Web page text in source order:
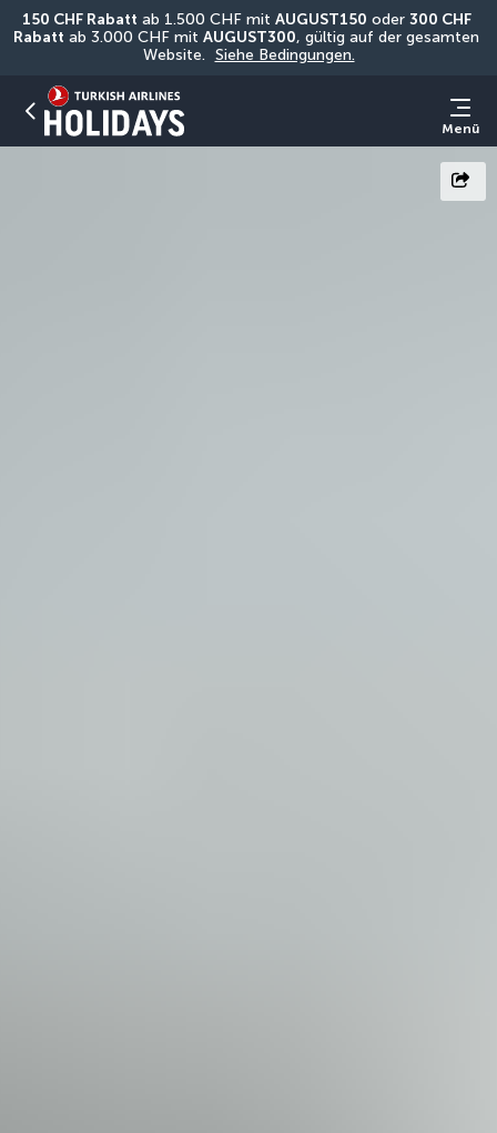
150 CHF Rabatt ab 1.500 CHF mit AUGUST150 oder 300 CHF
Rabatt ab 3.000 CHF mit AUGUST300, gültig auf der gesamten
Website. Siehe Bedingungen.
Menü